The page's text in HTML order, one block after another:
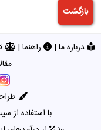
درباره ما | راهنما |
با استفاده از